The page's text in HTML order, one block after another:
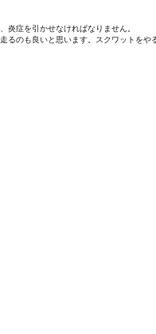
炎症を引かせなければなりません。
のも良いと思います。スクワットを